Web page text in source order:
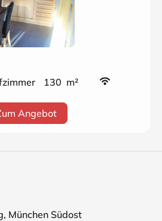
130 m²
Angebot
München Südost